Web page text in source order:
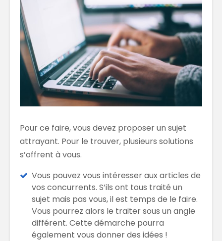
Pour ce faire, vous devez proposer un sujet
attrayant. Pour le trouver, plusieurs solutions
s’offrent à vous.
Vous pouvez vous intéresser aux articles de
vos concurrents. S’ils ont tous traité un
sujet mais pas vous, il est temps de le faire.
Vous pourrez alors le traiter sous un angle
différent. Cette démarche pourra
également vous donner des idées !